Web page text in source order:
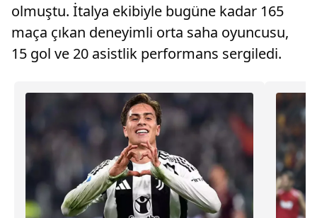
olmuştu. İtalya ekibiyle bugüne kadar 165
maça çıkan deneyimli orta saha oyuncusu,
15 gol ve 20 asistlik performans sergiledi.